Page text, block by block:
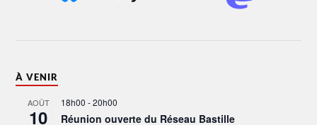
À VENIR
AOÛT
10
18h00 -20h00
Réunion ouverte du Réseau Bastille